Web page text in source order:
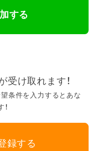
する
受け取れます！
望条件を入力するとあな
録する